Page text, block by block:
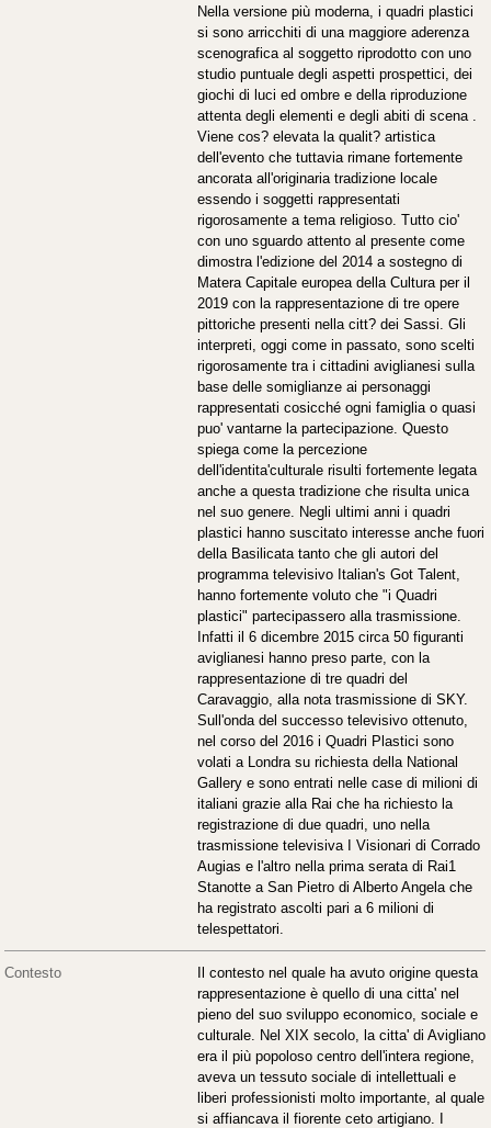
Nella versione più moderna, i quadri plastici
si sono arricchiti di una maggiore aderenza
scenografica al soggetto riprodotto con uno
studio puntuale degli aspetti prospettici, dei
giochi di luci ed ombre e della riproduzione
attenta degli elementi e degli abiti di scena .
Viene cos? elevata la qualit? artistica
dell'evento che tuttavia rimane fortemente
ancorata all'originaria tradizione locale
essendo i soggetti rappresentati
rigorosamente a tema religioso. Tutto cio'
con uno sguardo attento al presente come
dimostra l'edizione del 2014 a sostegno di
Matera Capitale europea della Cultura per il
2019 con la rappresentazione di tre opere
pittoriche presenti nella citt? dei Sassi. Gli
interpreti, oggi come in passato, sono scelti
rigorosamente tra i cittadini aviglianesi sulla
base delle somiglianze ai personaggi
rappresentati cosicché ogni famiglia o quasi
puo' vantarne la partecipazione. Questo
spiega come la percezione
dell'identita'culturale risulti fortemente legata
anche a questa tradizione che risulta unica
nel suo genere. Negli ultimi anni i quadri
plastici hanno suscitato interesse anche fuori
della Basilicata tanto che gli autori del
programma televisivo Italian's Got Talent,
hanno fortemente voluto che "i Quadri
plastici" partecipassero alla trasmissione.
Infatti il 6 dicembre 2015 circa 50 figuranti
aviglianesi hanno preso parte, con la
rappresentazione di tre quadri del
Caravaggio, alla nota trasmissione di SKY.
Sull'onda del successo televisivo ottenuto,
nel corso del 2016 i Quadri Plastici sono
volati a Londra su richiesta della National
Gallery e sono entrati nelle case di milioni di
italiani grazie alla Rai che ha richiesto la
registrazione di due quadri, uno nella
trasmissione televisiva I Visionari di Corrado
Augias e l'altro nella prima serata di Rai1
Stanotte a San Pietro di Alberto Angela che
ha registrato ascolti pari a 6 milioni di
telespettatori.
Contesto
Il contesto nel quale ha avuto origine questa
rappresentazione è quello di una citta' nel
pieno del suo sviluppo economico, sociale e
culturale. Nel XIX secolo, la citta' di Avigliano
era il più popoloso centro dell'intera regione,
aveva un tessuto sociale di intellettuali e
liberi professionisti molto importante, al quale
si affiancava il fiorente ceto artigiano. I